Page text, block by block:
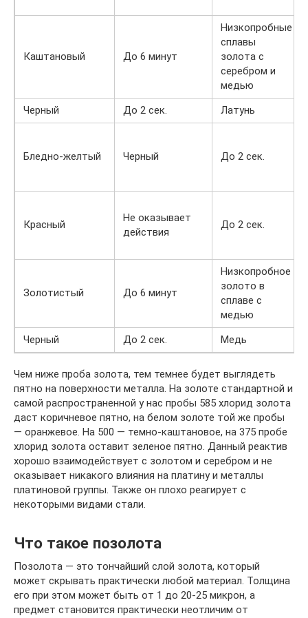
Каштановый До 6 минут
Низкопробные
сплавы
золота с
серебром и
медью
Черный
До 2 сек. Латунь
Бледно-желтый Черный До 2 сек.
Красный
Не оказывает
действия
До 2 сек.
Золотистый До 6 минут
Низкопробное
золото в
сплаве с
медью
Черный
До 2 сек. Медь
Чем ниже проба золота, тем темнее будет выглядеть
пятно на поверхности металла. На золоте стандартной и
самой распространенной у нас пробы 585 хлорид золота
даст коричневое пятно, на белом золоте той же пробы
— оранжевое. На 500 — темно-каштановое, на 375 пробе
хлорид золота оставит зеленое пятно. Данный реактив
хорошо взаимодействует с золотом и серебром и не
оказывает никакого влияния на платину и металлы
платиновой группы. Также он плохо реагирует с
некоторыми видами стали.
Что такое позолота
Позолота — это тончайший слой золота, который
может скрывать практически любой материал. Толщина
его при этом может быть от 1 до 20-25 микрон, а
предмет становится практически неотличим от